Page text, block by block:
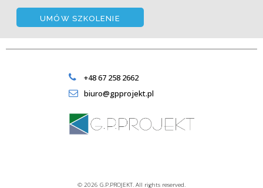
UMÓW SZKOLENIE
+48 67 258 2662
biuro@gpprojekt.pl
© 2026 G.P.PROJEKT. All rights reserved.